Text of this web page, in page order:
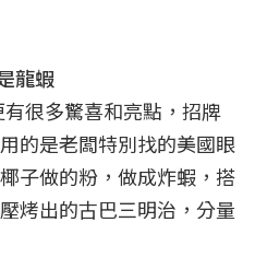
龍蝦
很多驚喜和亮點，招牌
的是老闆特別找的美國眼
子做的粉，做成炸蝦，搭
烤出的古巴三明治，分量